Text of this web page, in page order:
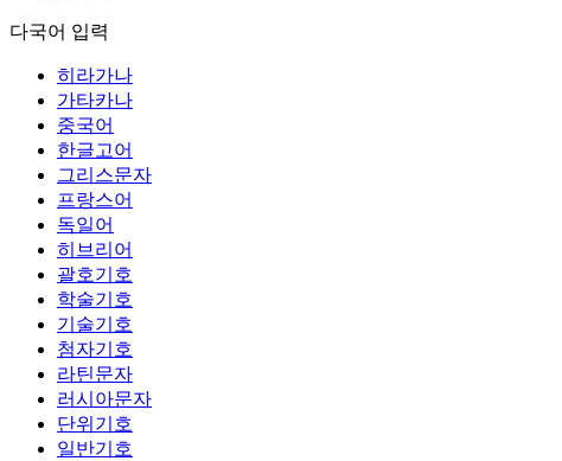
다국어 입력
히라가나
가타카나
중국어
한글고어
그리스문자
프랑스어
독일어
히브리어
괄호기호
학술기호
기술기호
첨자기호
라틴문자
러시아문자
단위기호
일반기호